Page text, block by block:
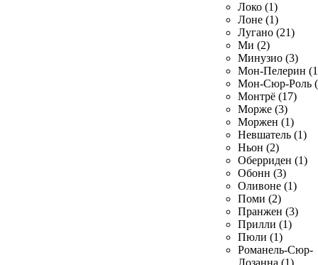
Локо (1)
Лоне (1)
Лугано (21)
Ми (2)
Минузио (3)
Мон-Пелерин
Мон-Сюр-Роль
Монтрё (17)
Морже (3)
Моржен (1)
Невшатель (1)
Ньон (2)
Оберриден (1)
Обонн (3)
Оливоне (1)
Поми (2)
Пранжен (3)
Прилли (1)
Пюли (1)
Романель-Сюр-
Лозанна (1)